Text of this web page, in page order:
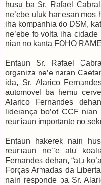
husu ba Sr. Rafael
ne’ebe uluk hanesan mos
iha kompanhia do DSM,
ne’ebe fo volta iha
nian no kanta FOHO
Entaun Sr.
Rafael
organiza ne’e naran Caet
ida, Sr. Alarico
automovel ba hemu
Alarico Fernandes
liderança bo’ot CCF
reuniaun importante no
Entaun hakerek nain
reuniaun ne’’e atu
Fernandes dehan, “atu
Forças Armadas da
nain responde ba Sr.